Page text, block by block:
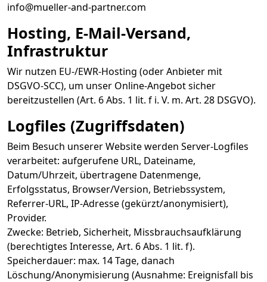
info@mueller-and-partner.com
Hosting, E-Mail-Versand,
Infrastruktur
Wir nutzen EU-/EWR-Hosting (oder Anbieter mit
DSGVO-SCC), um unser Online-Angebot sicher
bereitzustellen (Art. 6 Abs. 1 lit. f i. V. m. Art. 28 DSGVO).
Logfiles (Zugriffsdaten)
Beim Besuch unserer Website werden Server-Logfiles
verarbeitet: aufgerufene URL, Dateiname,
Datum/Uhrzeit, übertragene Datenmenge,
Erfolgsstatus, Browser/Version, Betriebssystem,
Referrer-URL, IP-Adresse (gekürzt/anonymisiert),
Provider.
Zwecke: Betrieb, Sicherheit, Missbrauchsaufklärung
(berechtigtes Interesse, Art. 6 Abs. 1 lit. f).
Speicherdauer: max. 14 Tage, danach
Löschung/Anonymisierung (Ausnahme: Ereignisfall bis